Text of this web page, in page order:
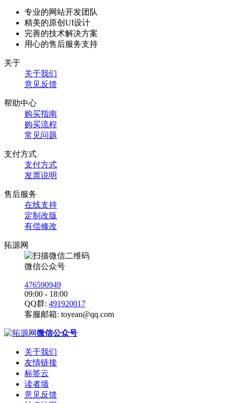
专业的网站开发团队
精美的原创UI设计
完善的技术解决方案
用心的售后服务支持
关于
关于我们
意见反馈
帮助中心
购买指南
购买流程
常见问题
支付方式
支付方式
发票说明
售后服务
在线支持
定制改版
有偿修改
拓源网
微信公众号
476590949
09:00 - 18:00
QQ群: 491920017
客服邮箱: toyean@qq.com
微信公众号
关于我们
友情链接
标签云
读者墙
意见反馈